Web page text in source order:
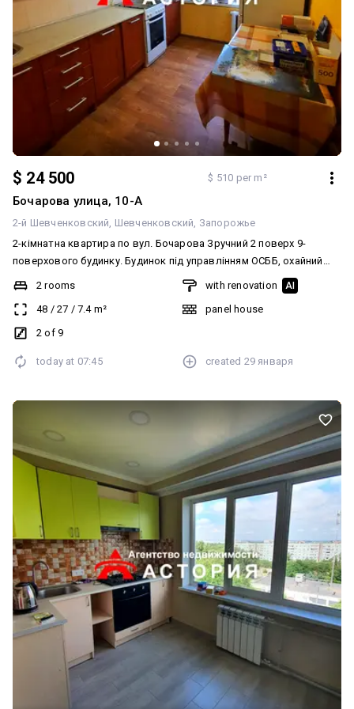
$ 24 500 $ 510 per m²
Бочарова улица, 10-А
2-й Шевченковский Шевченковский Запорожье
2-кімнатна квартира по вул. Бочарова Зручний 2 поверх 9-
поверхового будинку. Будинок під управлінням ОСББ, охайний
під’їзд та доглянута прибудинкова територія. Квартира в
гарному житловому стані: — металопластикові вікна — засклена
лоджія — замінені міжкімнатні двері — роздільний санвузол
Район із розвиненою інфраструктурою: поруч школа, дитячий
відеоогляд.
2 rooms
48 / 27 / 7.4m²
2 of 9
with renovation AI
panel house
today at 07:45 created 29 января